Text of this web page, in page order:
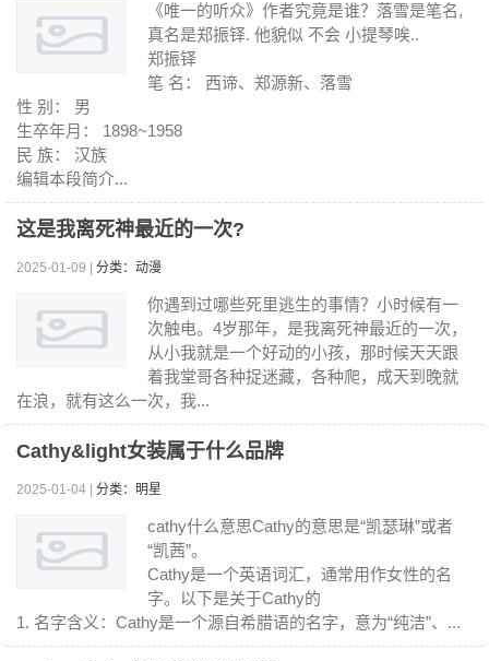
《唯一的听众》作者究竟是谁？落雪是笔名,
真名是郑振铎. 他貌似 不会 小提琴唉..
郑振铎
笔 名： 西谛、郑源新、落雪
性 别： 男
生卒年月： 1898~1958
民 族： 汉族
编辑本段简介...
这是我离死神最近的一次?
2025-01-09 | 分类：动漫
你遇到过哪些死里逃生的事情？小时候有一
次触电。4岁那年，是我离死神最近的一次，
从小我就是一个好动的小孩，那时候天天跟
着我堂哥各种捉迷藏，各种爬，成天到晚就
在浪，就有这么一次，我...
Cathy&light女装属于什么品牌
2025-01-04 | 分类：明星
cathy什么意思Cathy的意思是“凯瑟琳”或者
“凯茜”。
Cathy是一个英语词汇，通常用作女性的名
字。以下是关于Cathy的
1. 名字含义：Cathy是一个源自希腊语的名字，意为“纯洁”、...